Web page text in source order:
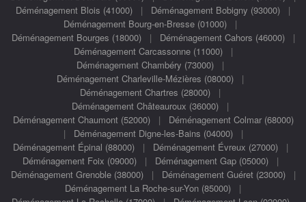
Déménagement Blois (41000) | Déménagement Bobigny (93000) |
Déménagement Bourg-en-Bresse (01000) |
Déménagement Bourges (18000)| Déménagement Cahors (46000)|
Déménagement Carcassonne (11000)|
Déménagement Chambéry (73000) |
Déménagement Charleville-Mézières (08000) |
Déménagement Chartres (28000) |
Déménagement Châteauroux (36000) |
Déménagement Chaumont (52000)| Déménagement Colmar (68000)
| Déménagement Digne-les-Bains (04000)|
Déménagement Épinal (88000)| Déménagement Évreux (27000)|
Déménagement Foix (09000)| Déménagement Gap (05000)|
Déménagement Grenoble (38000)| Déménagement Guéret (23000)|
Déménagement La Roche-sur-Yon (85000) |